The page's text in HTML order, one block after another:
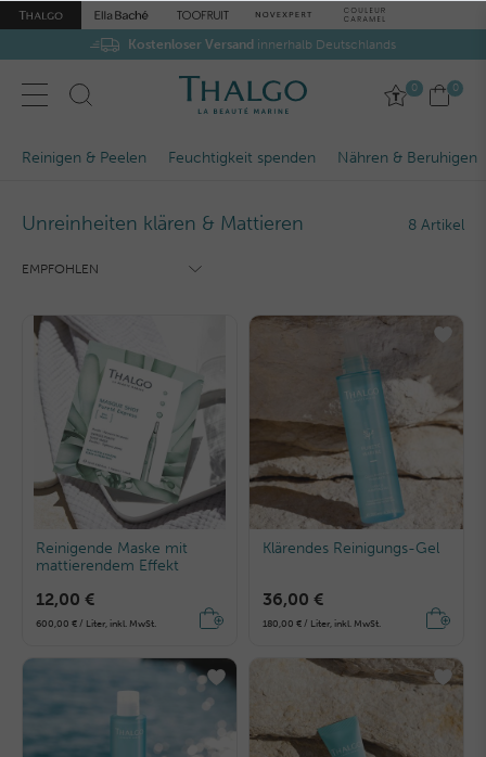
Kostenloser Versand innerhalb Deutschlands
0 0
Reinigen & Peelen Feuchtigkeit spenden Nähren & Beruhigen
Unreinheiten klären & Mattieren 8 Artikel
Reinigende Maske mit
mattierendem Effekt
12,00 €
600,00 € / Liter, inkl. MwSt.
Klärendes Reinigungs-Gel
36,00 €
180,00 € / Liter, inkl. MwSt.